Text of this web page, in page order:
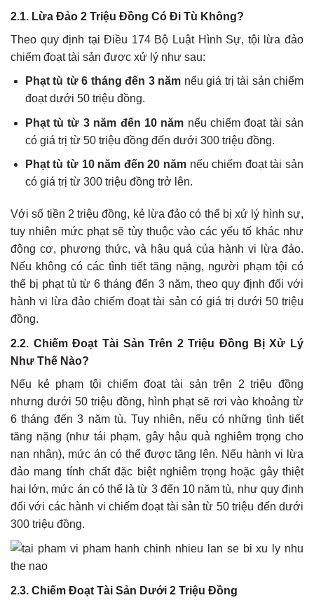
2.1. Lừa Đảo 2 Triệu Đồng Có Đi Tù Không?
Theo quy định tại Điều 174 Bộ Luật Hình Sự, tội lừa đảo
chiếm đoạt tài sản được xử lý như sau:
Phạt tù từ 6 tháng đến 3 năm nếu giá trị tài sản chiếm
đoạt dưới 50 triệu đồng.
Phạt tù từ 3 năm đến 10 năm nếu chiếm đoạt tài sản
có giá trị từ 50 triệu đồng đến dưới 300 triệu đồng.
Phạt tù từ 10 năm đến 20 năm nếu chiếm đoạt tài sản
có giá trị từ 300 triệu đồng trở lên.
Với số tiền 2 triệu đồng, kẻ lừa đảo có thể bị xử lý hình sự,
tuy nhiên mức phạt sẽ tùy thuộc vào các yếu tố khác như
động cơ, phương thức, và hậu quả của hành vi lừa đảo.
Nếu không có các tình tiết tăng nặng, người phạm tội có
thể bị phạt tù từ 6 tháng đến 3 năm, theo quy định đối với
hành vi lừa đảo chiếm đoạt tài sản có giá trị dưới 50 triệu
đồng.
2.2. Chiếm Đoạt Tài Sản Trên 2 Triệu Đồng Bị Xử Lý
Như Thế Nào?
Nếu kẻ phạm tội chiếm đoạt tài sản trên 2 triệu đồng
nhưng dưới 50 triệu đồng, hình phạt sẽ rơi vào khoảng từ
6 tháng đến 3 năm tù. Tuy nhiên, nếu có những tình tiết
tăng nặng (như tái phạm, gây hậu quả nghiêm trọng cho
nạn nhân), mức án có thể được tăng lên. Nếu hành vi lừa
đảo mang tính chất đặc biệt nghiêm trọng hoặc gây thiệt
hại lớn, mức án có thể là từ 3 đến 10 năm tù, như quy định
đối với các hành vi chiếm đoạt tài sản từ 50 triệu đến dưới
300 triệu đồng.
2.3. Chiếm Đoạt Tài Sản Dưới 2 Triệu Đồng